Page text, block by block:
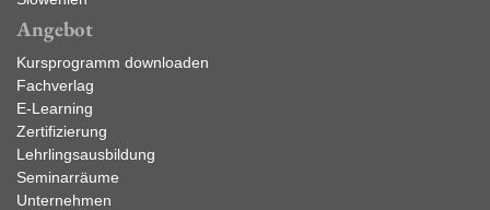
Angebot
Kursprogramm downloaden
Fachverlag
E-Learning
Zertifizierung
Lehrlingsausbildung
Seminarräume
Unternehmen